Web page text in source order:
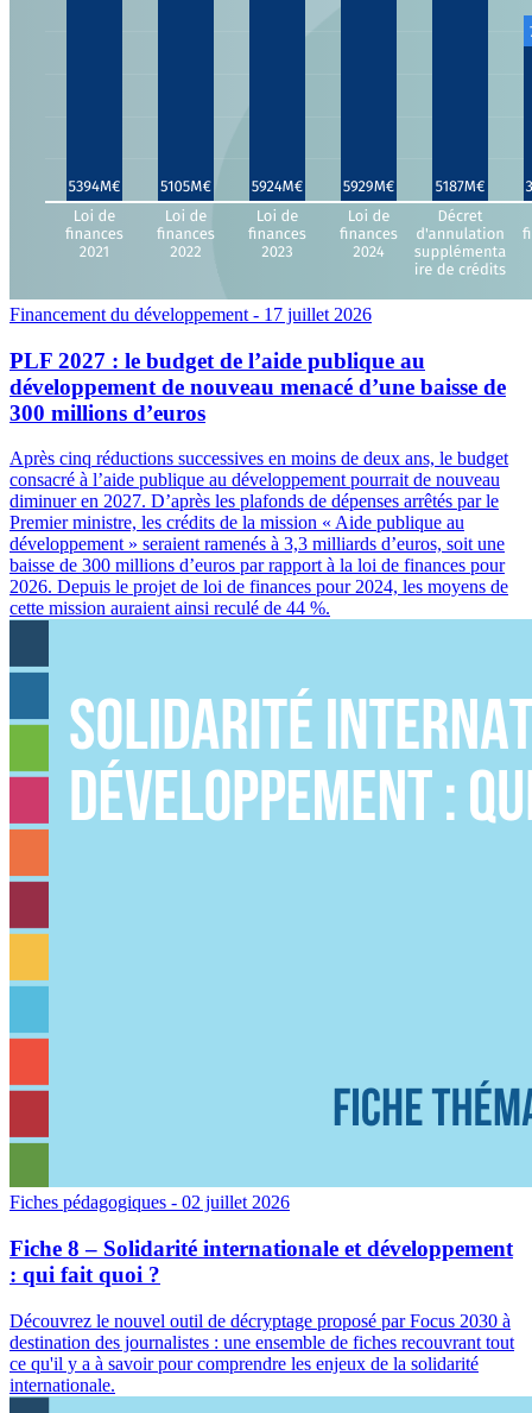
Financement du développement - 17 juillet 2026
PLF 2027 : le budget de l’aide publique au
développement de nouveau menacé d’une baisse de
300 millions d’euros
Après cinq réductions successives en moins de deux ans, le budget
consacré à l’aide publique au développement pourrait de nouveau
diminuer en 2027. D’après les plafonds de dépenses arrêtés par le
Premier ministre, les crédits de la mission « Aide publique au
développement » seraient ramenés à 3,3 milliards d’euros, soit une
baisse de 300 millions d’euros par rapport à la loi de finances pour
2026. Depuis le projet de loi de finances pour 2024, les moyens de
cette mission auraient ainsi reculé de 44 %.
Fiches pédagogiques - 02 juillet 2026
Fiche 8 – Solidarité internationale et développement
: qui fait quoi ?
Découvrez le nouvel outil de décryptage proposé par Focus 2030 à
destination des journalistes : une ensemble de fiches recouvrant tout
ce qu'il y a à savoir pour comprendre les enjeux de la solidarité
internationale.